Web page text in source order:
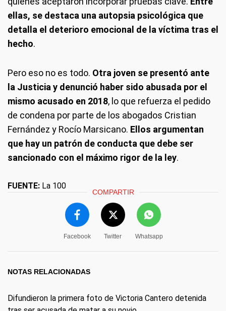
ellas, se destaca una autopsia psicológica que
detalla el deterioro emocional de la víctima tras el
hecho.
Pero eso no es todo. Otra joven se presentó ante
la Justicia y denunció haber sido abusada por el
mismo acusado en 2018, lo que refuerza el pedido
de condena por parte de los abogados Cristian
Fernández y Rocío Marsicano. Ellos argumentan
que hay un patrón de conducta que debe ser
sancionado con el máximo rigor de la ley.
FUENTE: La 100
COMPARTIR
Facebook Twitter Whatsapp
NOTAS RELACIONADAS
Difundieron la primera foto de Victoria Cantero detenida